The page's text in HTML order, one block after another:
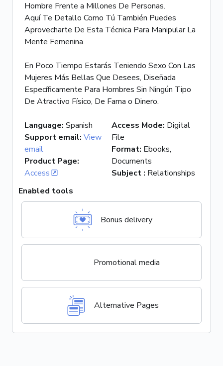
Hombre Frente a Millones De Personas.
Aquí Te Detallo Como Tú También Puedes
Aprovecharte De Esta Técnica Para Manipular La
Mente Femenina.
En Poco Tiempo Estarás Teniendo Sexo Con Las
Mujeres Más Bellas Que Desees, Diseñada
Específicamente Para Hombres Sin Ningún Tipo
De Atractivo Físico, De Fama o Dinero.
Language: Spanish
Support email: View
email
Product Page:
Access
Access Mode: Digital
File
Format: Ebooks,
Documents
Subject : Relationships
Enabled tools
Bonus delivery
Promotional media
Alternative Pages